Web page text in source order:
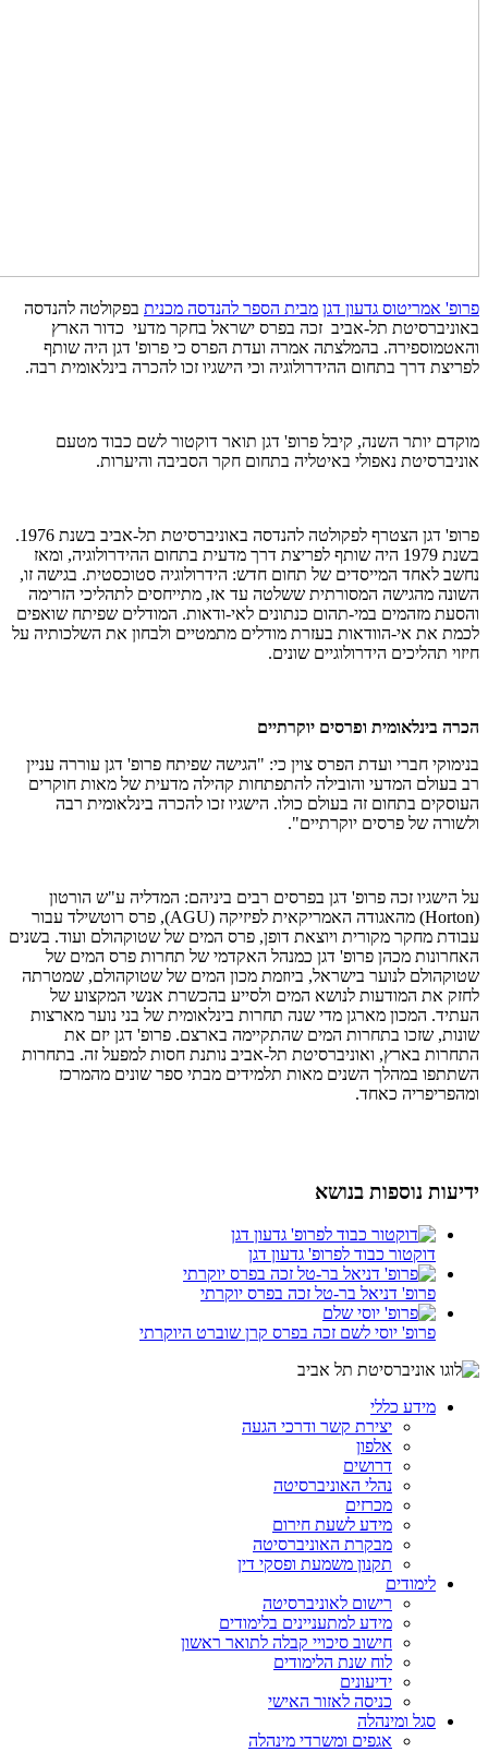
פרופ' אמריטוס גדעון דגן מבית הספר להנדסה מכנית בפקולטה להנדסה
באוניברסיטת תל-אביב זכה בפרס ישראל בחקר מדעי כדור הארץ
והאטמוספירה. בהמלצתה אמרה ועדת הפרס כי פרופ' דגן היה שותף
לפריצת דרך בתחום ההידרולוגיה וכי הישגיו זכו להכרה בינלאומית רבה.
מוקדם יותר השנה, קיבל פרופ' דגן תואר דוקטור לשם כבוד מטעם
אוניברסיטת נאפולי באיטליה בתחום חקר הסביבה והיערות.
פרופ' דגן הצטרף לפקולטה להנדסה באוניברסיטת תל-אביב בשנת 1976.
בשנת 1979 היה שותף לפריצת דרך מדעית בתחום ההידרולוגיה, ומאז
נחשב לאחד המייסדים של תחום חדש: הידרולוגיה סטוכסטית. בגישה זו,
השונה מהגישה המסורתית ששלטה עד אז, מתייחסים לתהליכי הזרימה
והסעת מזהמים במי-תהום כנתונים לאי-ודאות. המודלים שפיתח שואפים
לכמת את אי-הוודאות בעזרת מודלים מתמטיים ולבחון את השלכותיה על
חיזוי תהליכים הידרולוגיים שונים.
הכרה בינלאומית ופרסים יוקרתיים
בנימוקי חברי ועדת הפרס צוין כי: "הגישה שפיתח פרופ' דגן עוררה עניין
רב בעולם המדעי והובילה להתפתחות קהילה מדעית של מאות חוקרים
העוסקים בתחום זה בעולם כולו. הישגיו זכו להכרה בינלאומית רבה
ולשורה של פרסים יוקרתיים".
על הישגיו זכה פרופ' דגן בפרסים רבים ביניהם: המדליה ע"ש הורטון
(Horton) מהאגודה האמריקאית לפיזיקה (AGU), פרס רוטשילד עבור
עבודת מחקר מקורית ויוצאת דופן, פרס המים של שטוקהולם ועוד. בשנים
האחרונות מכהן פרופ' דגן כמנהל האקדמי של תחרות פרס המים של
שטוקהולם לנוער בישראל, ביוזמת מכון המים של שטוקהולם, שמטרתה
לחזק את המודעות לנושא המים ולסייע בהכשרת אנשי המקצוע של
העתיד. המכון מארגן מדי שנה תחרות בינלאומית של בני נוער מארצות
שונות, שזכו בתחרות המים שהתקיימה בארצם. פרופ' דגן יזם את
התחרות בארץ, ואוניברסיטת תל-אביב נותנת חסות למפעל זה. בתחרות
השתתפו במהלך השנים מאות תלמידים מבתי ספר שונים מהמרכז
ומהפריפריה כאחד.
ידיעות נוספות בנושא
דוקטור כבוד לפרופ' גדעון דגן
פרופ' דניאל בר-טל זכה בפרס יוקרתי
פרופ' יוסי לשם זכה בפרס קרן שוברט היוקרתי
מידע כללי
יצירת קשר ודרכי הגעה
אלפון
דרושים
נהלי האוניברסיטה
מכרזים
מידע לשעת חירום
מבקרת האוניברסיטה
תקנון משמעת ופסקי דין
לימודים
רישום לאוניברסיטה
מידע למתעניינים בלימודים
חישוב סיכויי קבלה לתואר ראשון
לוח שנת הלימודים
ידיעונים
כניסה לאזור האישי
סגל ומינהלה
אגפים ומשרדי מינהלה